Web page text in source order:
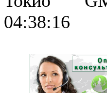
04:38:17